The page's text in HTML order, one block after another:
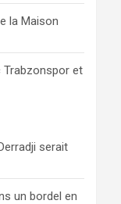
la Maison
Trabzonspor et
serait
un bordel en